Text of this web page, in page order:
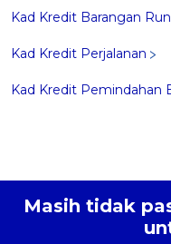
Kad Kredit Barangan
Kad Kredit Perjalanan
Kad Kredit Pemindahan
Masih tidak